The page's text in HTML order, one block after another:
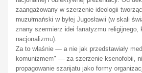
zaangażowany w szerzenie ideologii
muzułmański w byłej Jugosławii (w skali
znany szermierz idei fanatyzmu religijnego,
nacjonalizmu).
Za to właśnie — a nie jak przedstawiały
komunizmem" — za szerzenie ksenofobii,
propagowanie szarijatu jako formy